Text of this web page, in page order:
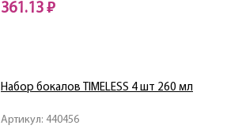
361.13 ₽
Артикул: 440456
Набор бокалов TIMELESS 4 шт 260 мл